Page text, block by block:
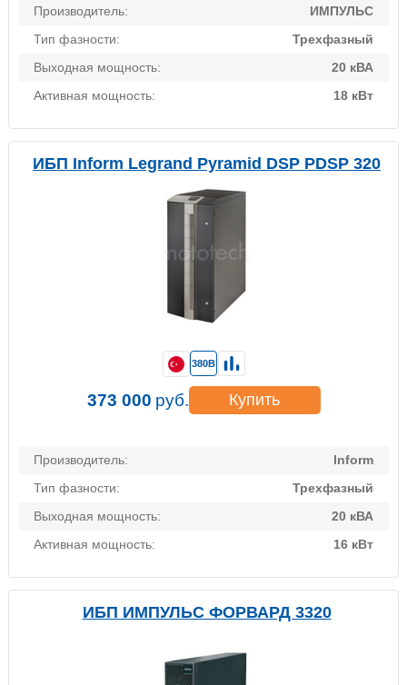
Производитель:
ИМПУЛЬС
Тип фазности:
Трехфазный
Выходная мощность:
20 кВА
Активная мощность:
18 кВт
ИБП Inform Legrand Pyramid DSP PDSP 320
Производитель:
Inform
Тип фазности:
Трехфазный
Выходная мощность:
20 кВА
Активная мощность:
16 кВт
380В
373 000 руб. Купить
ИБП ИМПУЛЬС ФОРВАРД 3320